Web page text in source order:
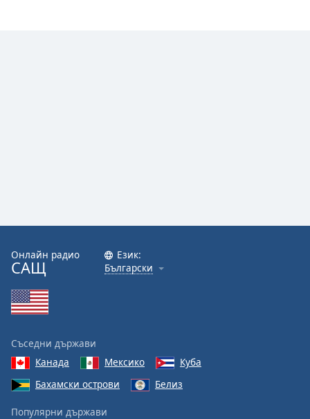
Онлайн радио
САЩ
Език:
Български
Съседни държави
Канада
Мексико
Куба
Бахамски острови
Белиз
Популярни държави